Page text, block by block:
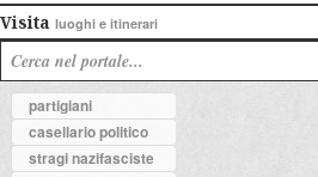
Visita luoghi e itinerari
partigiani
casellario politico
stragi nazifasciste